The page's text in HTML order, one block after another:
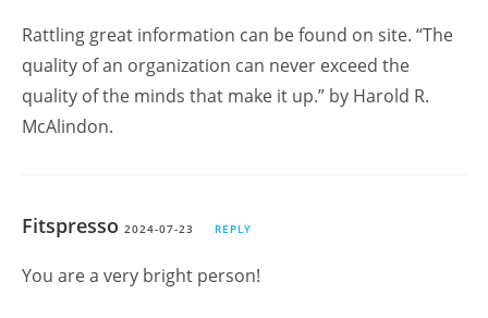
Rattling great information can be found on site. “The
quality of an organization can never exceed the
quality of the minds that make it up.” by Harold R.
McAlindon.
Fitspresso 2024-07-23 REPLY
You are a very bright person!